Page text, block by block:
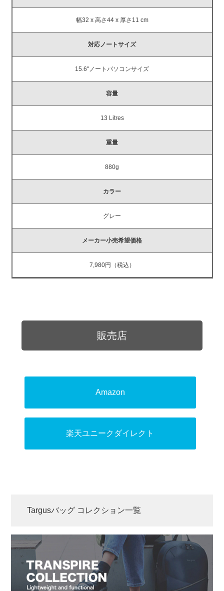
幅32 x 高さ44 x 厚さ11 cm
対応ノートサイズ
15.6"ノートパソコンサイズ
容量
13 Litres
重量
880g
カラー
グレー
メーカー小売希望価格
7,980円（税込）
販売店
Amazon
楽天ユニークダイレクト
Targusバッグ コレクション一覧